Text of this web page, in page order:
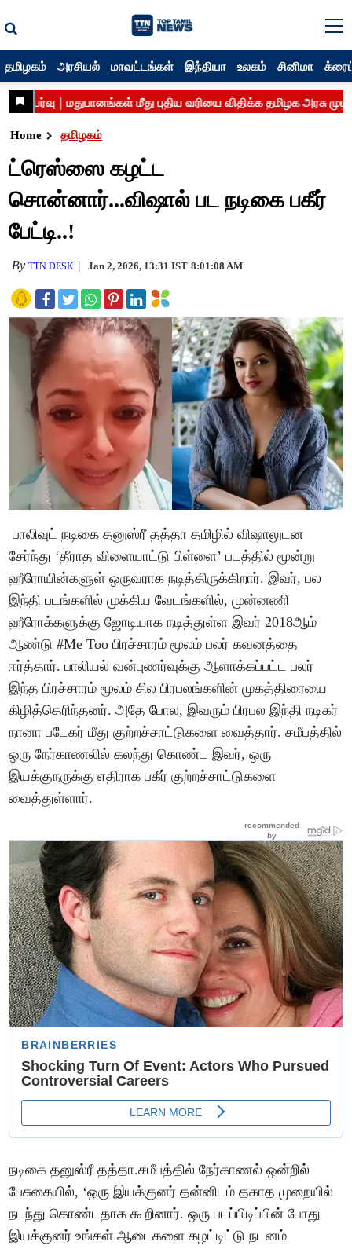
தமிழகம் அரசியல் மாவட்டங்கள் இந்தியா உலகம் சினிமா
Home தமிழகம்
ட்ரெஸ்ஸை கழட்ட
சொன்னார்...விஷால் பட நடிகை பகீர்
பேட்டி..!
ByTTN DESK Jan 2, 2026, 13:31 IST 8:01:08 AM
பாலிவுட் நடிகை தனுஸ்ரீ தத்தா தமிழில் விஷாலுடன
சேர்ந்து ‘தீராத விளையாட்டு பிள்ளை’ படத்தில் மூன்று
ஹீரோயின்களுள் ஒருவராக நடித்திருக்கிறார். இவர், பல
இந்தி படங்களில் முக்கிய வேடங்களில், முன்னணி
ஹீரோக்களுக்கு ஜோடியாக நடித்துள்ள இவர் 2018ஆம்
ஆண்டு #Me Too பிரச்சாரம் மூலம் பலர் கவனத்தை
ஈர்த்தார். பாலியல் வன்புணர்வுக்கு ஆளாக்கப்பட்ட பலர்
இந்த பிரச்சாரம் மூலம் சில பிரபலங்களின் முகத்திரையை
கிழித்தெரிந்தனர். அதே போல, இவரும் பிரபல இந்தி நடிகர்
நானா படேகர் மீது குற்றச்சாட்டுகளை வைத்தார். சமீபத்தில்
ஒரு நேர்காணலில் கலந்து கொண்ட இவர், ஒரு
இயக்குநருக்கு எதிராக பகீர் குற்றச்சாட்டுகளை
வைத்துள்ளார்.
நடிகை தனுஸ்ரீ தத்தா.சமீபத்தில் நேர்காணல் ஒன்றில்
பேசுகையில், ‘ஒரு இயக்குனர் தன்னிடம் தகாத முறையில்
நடந்து கொண்டதாக கூறினார். ஒரு படப்பிடிப்பின் போது
இயக்குனர் உங்கள் ஆடைகளை கழட்டிட்டு நடனம்